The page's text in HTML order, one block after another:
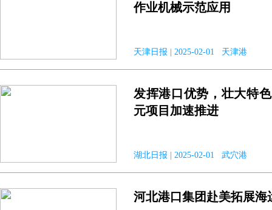
作业机械示范应用
天津日报 | 2025-02-01 天津港
发挥港口优势，壮大特
元项目加速推进
湖北日报 | 2025-02-01 武穴港
河北港口集团赴美拓展海